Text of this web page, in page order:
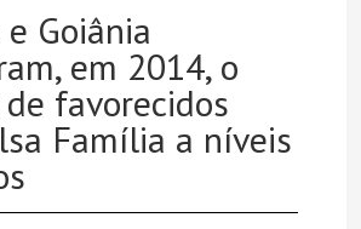
Goiânia
em 2014, o
favorecidos
Família a níveis